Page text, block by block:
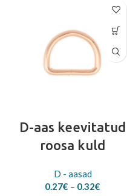
D-aas keevitatud
roosa kuld
D - aasad
0.27€ – 0.32€